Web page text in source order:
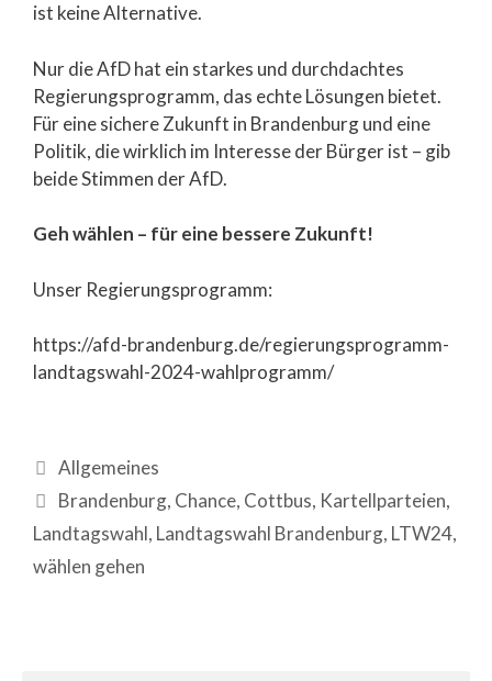
ist keine Alternative.
Nur die AfD hat ein starkes und durchdachtes
Regierungsprogramm, das echte Lösungen bietet.
Für eine sichere Zukunft in Brandenburg und eine
Politik, die wirklich im Interesse der Bürger ist – gib
beide Stimmen der AfD.
Geh wählen – für eine bessere Zukunft!
Unser Regierungsprogramm:
https://afd-brandenburg.de/regierungsprogramm-
landtagswahl-2024-wahlprogramm/
Allgemeines
Brandenburg, Chance, Cottbus, Kartellparteien,
Landtagswahl, Landtagswahl Brandenburg, LTW24,
wählen gehen